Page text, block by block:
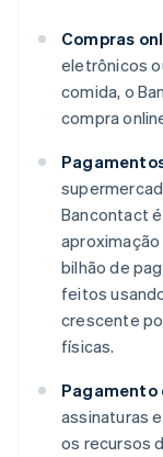
Compras
eletrônicos
comida, o
compra
Bancontact
aproximação
bilhão de
feitos
crescente
físicas.
Pagamento
assinaturas
os recursos